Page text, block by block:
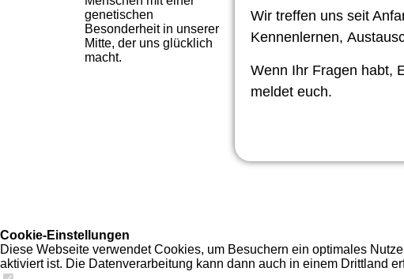
Wir treffen uns seit
Kennenlernen,
Wenn Ihr Fragen habt,
meldet euch.
genetischen
Besonderheit in unserer
Mitte, der uns glücklich
macht.
Cookie-Einstellungen
Diese Webseite verwendet Cookies, um Besuchern ein optimales
aktiviert ist. Die Datenverarbeitung kann dann auch in einem Drittland